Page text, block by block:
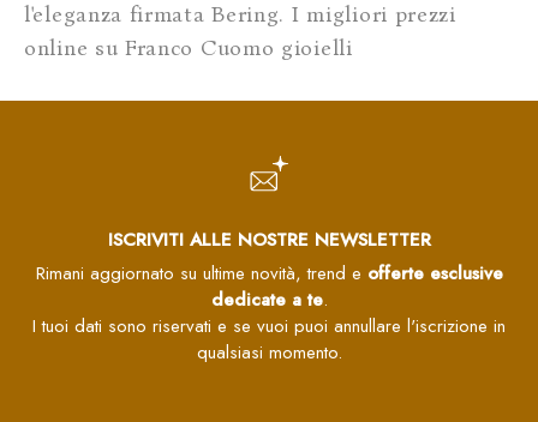
l'eleganza firmata Bering. I migliori prezzi
online su Franco Cuomo gioielli
ISCRIVITI ALLE NOSTRE NEWSLETTER
Rimani aggiornato su ultime novità, trend e offerte esclusive
dedicate a te.
I tuoi dati sono riservati e se vuoi puoi annullare l'iscrizione in
qualsiasi momento.